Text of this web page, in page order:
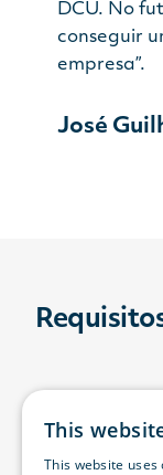
DCU. No
conseguir
empresa”.
José
Requisitos
This
This website